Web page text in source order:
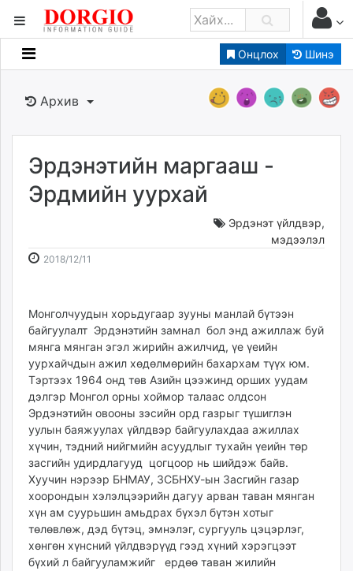
Онцлох Шинэ
Мэдээллийн
Банк санхүү
Бизнес ААН
Төрийн
Нийслэлийн
Gogo.mn
caak.mn
zindaa.mn
Baabar.mn
tovch.mn
ikon.mn
mnb.mn
Livetv.mn
Eguur.mn
24tsag.mn
shuud.mn
eagle.mn
ergelt.mn
zarig.mn
today.mn
zuv.mn
Архив
Эрдэнэтийн маргааш -
Эрдмийн уурхай
Эрдэнэт үйлдвэр,
мэдээлэл
2018/12/11
12:14:20
22:08:26
Монголчуудын хорьдугаар зууны манлай бүтээн
байгуулалт Эрдэнэтийн замнал бол энд ажиллаж буй
мянга мянган эгэл жирийн ажилчид, үе үеийн
уурхайчдын ажил хөдөлмөрийн бахархам түүх юм.
Тэртээх 1964 онд төв Азийн цээжинд орших уудам
дэлгэр Монгол орны хоймор талаас олдсон
Эрдэнэтийн овооны зэсийн орд газрыг түшиглэн
уулын баяжуулах үйлдвэр байгуулахдаа ажиллах
хүчин, тэдний нийгмийн асуудлыг тухайн үеийн төр
засгийн удирдлагууд цогцоор нь шийдэж байв.
Хуучин нэрээр БНМАУ, ЗСБНХУ-ын Засгийн газар
хоорондын хэлэлцээрийн дагуу арван таван мянган
хүн ам суурьшин амьдрах бүхэл бүтэн хотыг
төлөвлөж, дэд бүтэц, эмнэлэг, сургууль цэцэрлэг,
хөнгөн хүнсний үйлдвэрүүд гээд хүний хэрэгцээт
бүхий л байгууламжийг ердөө таван жилийн